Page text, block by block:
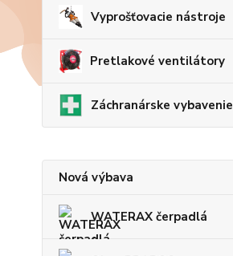
Vyprošťovacie nástroje
Pretlakové ventilátory
Záchranárske vybavenie
Nová výbava
WATERAX čerpadlá